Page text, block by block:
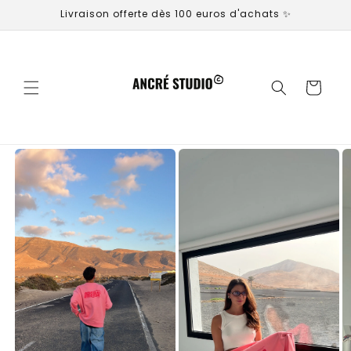
passer
au
Livraison offerte dès 100 euros d'achats ✨
Panier
Passer aux
informations
produits